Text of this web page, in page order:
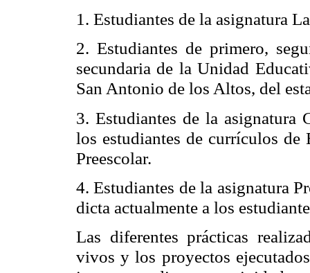
1. Estudiantes de la asignatura
2. Estudiantes de primero,
secundaria de la Unidad
San Antonio de los Altos, del
3. Estudiantes de la asignatura
los estudiantes de currículos
Preescolar.
4. Estudiantes de la asignatura
dicta actualmente a los
Las diferentes prácticas
vivos y los proyectos